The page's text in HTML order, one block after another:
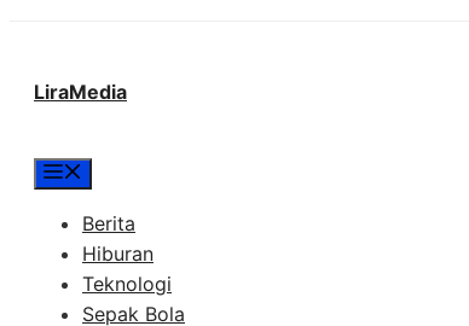
LiraMedia
Berita
Hiburan
Teknologi
Sepak Bola